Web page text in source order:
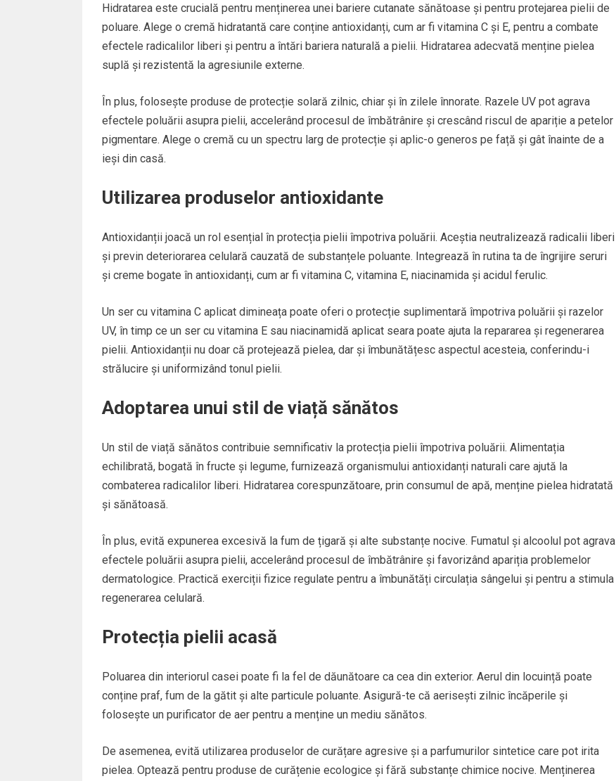
Hidratarea este crucială pentru menținerea unei bariere cutanate sănătoase și pentru protejarea pielii de
poluare. Alege o cremă hidratantă care conține antioxidanți, cum ar fi vitamina C și E, pentru a combate
efectele radicalilor liberi și pentru a întări bariera naturală a pielii. Hidratarea adecvată menține pielea
suplă și rezistentă la agresiunile externe.
În plus, folosește produse de protecție solară zilnic, chiar și în zilele înnorate. Razele UV pot agrava
efectele poluării asupra pielii, accelerând procesul de îmbătrânire și crescând riscul de apariție a petelor
pigmentare. Alege o cremă cu un spectru larg de protecție și aplic-o generos pe față și gât înainte de a
ieși din casă.
Utilizarea produselor antioxidante
Antioxidanții joacă un rol esențial în protecția pielii împotriva poluării. Aceștia neutralizează radicalii liberi
și previn deteriorarea celulară cauzată de substanțele poluante. Integrează în rutina ta de îngrijire seruri
și creme bogate în antioxidanți, cum ar fi vitamina C, vitamina E, niacinamida și acidul ferulic.
Un ser cu vitamina C aplicat dimineața poate oferi o protecție suplimentară împotriva poluării și razelor
UV, în timp ce un ser cu vitamina E sau niacinamidă aplicat seara poate ajuta la repararea și regenerarea
pielii. Antioxidanții nu doar că protejează pielea, dar și îmbunătățesc aspectul acesteia, conferindu-i
strălucire și uniformizând tonul pielii.
Adoptarea unui stil de viață sănătos
Un stil de viață sănătos contribuie semnificativ la protecția pielii împotriva poluării. Alimentația
echilibrată, bogată în fructe și legume, furnizează organismului antioxidanți naturali care ajută la
combaterea radicalilor liberi. Hidratarea corespunzătoare, prin consumul de apă, menține pielea hidratată
și sănătoasă.
În plus, evită expunerea excesivă la fum de țigară și alte substanțe nocive. Fumatul și alcoolul pot agrava
efectele poluării asupra pielii, accelerând procesul de îmbătrânire și favorizând apariția problemelor
dermatologice. Practică exerciții fizice regulate pentru a îmbunătăți circulația sângelui și pentru a stimula
regenerarea celulară.
Protecția pielii acasă
Poluarea din interiorul casei poate fi la fel de dăunătoare ca cea din exterior. Aerul din locuință poate
conține praf, fum de la gătit și alte particule poluante. Asigură-te că aerisești zilnic încăperile și
folosește un purificator de aer pentru a menține un mediu sănătos.
De asemenea, evită utilizarea produselor de curățare agresive și a parfumurilor sintetice care pot irita
pielea. Optează pentru produse de curățenie ecologice și fără substanțe chimice nocive. Menținerea